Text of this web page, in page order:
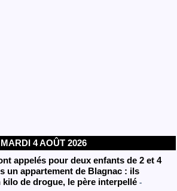
MARDI 4 AOÛT 2026
appelés pour deux enfants de 2 et 4
un appartement de Blagnac : ils
kilo de drogue, le père interpellé -